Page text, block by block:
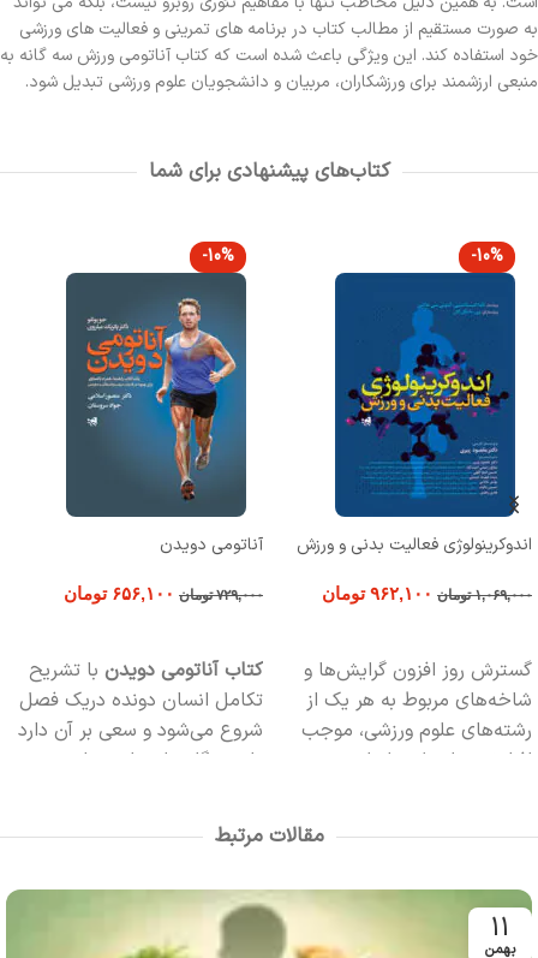
به صورت مستقیم از مطالب کتاب در برنامه های تمرینی و فعالیت های ورزشی
خود استفاده کند. این ویژگی باعث شده است که کتاب آناتومی ورزش سه گانه به
منبعی ارزشمند برای ورزشکاران، مربیان و دانشجویان علوم ورزشی تبدیل شود.
کتاب‌های پیشنهادی برای شما
-10%
اندوکرینولوژی فعالیت بدنی و ورزش
۱,۰۶۹,۰۰۰ تومان ۹۶۲,۱۰۰ تومان
گسترش روز افزون گرایش‌ها و
شاخه‌های مربوط به هر یک از
رشته‌های علوم ورزشی، موجب
افزایش نیاز علمی اساتید،
دست‌اندرکاران درگیر در حیطه
-10%
آناتومی دویدن
۷۲۹,۰۰۰ تومان ۶۵۶,۱۰۰ تومان
کتاب آناتومی دویدن با تشریح
تکامل انسان دونده دریک فصل
شروع می‌شود و سعی بر آن دارد
تا دوندگان را درباره چرایی و
دویدن آشنا نماید.مقالات مرتبط
11
بهمن